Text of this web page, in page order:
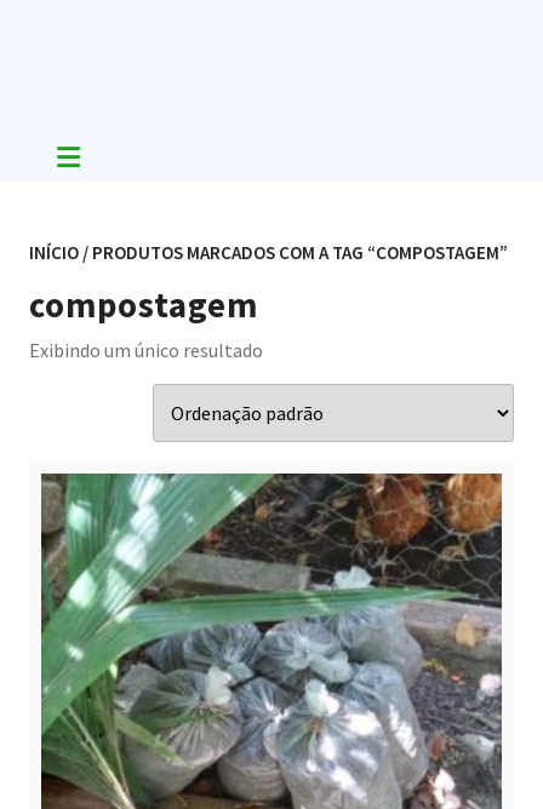
INÍCIO / PRODUTOS MARCADOS COM A TAG “COMPOSTAGEM”
compostagem
Exibindo um único resultado